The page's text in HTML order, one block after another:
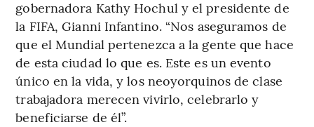
gobernadora Kathy Hochul y el presidente de
la FIFA, Gianni Infantino. “Nos aseguramos de
que el Mundial pertenezca a la gente que hace
de esta ciudad lo que es. Este es un evento
único en la vida, y los neoyorquinos de clase
trabajadora merecen vivirlo, celebrarlo y
beneficiarse de él”.